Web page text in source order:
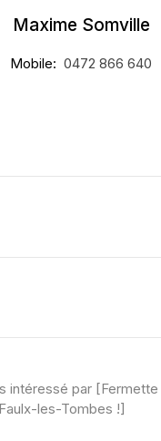
Maxime Somville
Mobile: 0472 866 640